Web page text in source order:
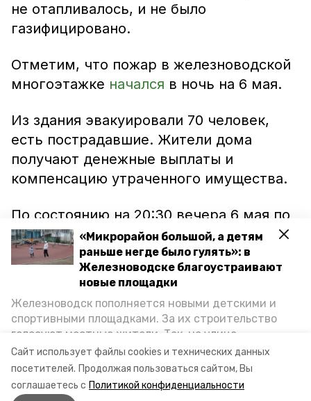
Сайт использует файлы cookies и технических данных
посетителей. Продолжая пользоваться сайтом, Вы
соглашаетесь с Политикой конфиденциальности
«Микрорайон большой, а детям
раньше негде было гулять»: в
Железноводске благоустраивают
новые площадки
Железноводск пополняется новыми детскими и
спортивными площадками. За их строительство
голосуют местные жители. Так, на улице
Октябрьской уже появилось современное
пространство для отдыха, а в Иноземцеве
приступили к возведению большой спортплощадки.
Подробнее о том, как она будет выглядеть — в
не отапливалось, и не было
газифицировано.
Отметим, что пожар в железноводской
многоэтажке начался в ночь на 6 мая.
Из здания эвакуировали 70 человек,
есть пострадавшие. Жители дома
получают денежные выплаты и
компенсацию утраченного имущества.
По состоянию на 20:30 вечера 6 мая по
10 тысяч рублей получили 22 жителя
пострадавшего дома, а так же соседних
зданий, где частично выбиты стекла.
Сейчас на месте без выходных работает
краевая комиссия, которой предстоит
оценить материальный ущерб в
пострадавших квартирах.